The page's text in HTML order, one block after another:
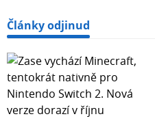
Články odjinud